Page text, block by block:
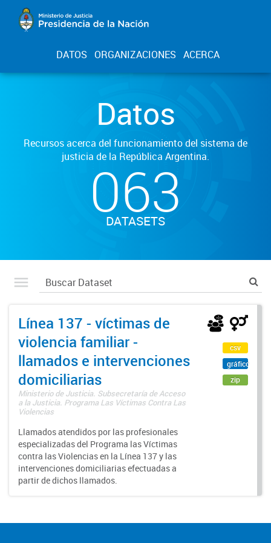
DATOS ORGANIZACIONES ACERCA
Datos
Recursos acerca del funcionamiento del sistema de
justicia de la República Argentina.
063
DATASETS
Línea 137 - víctimas de
violencia familiar -
llamados e intervenciones
domiciliarias
Ministerio de Justicia. Subsecretaría de Acceso
a la Justicia. Programa Las Víctimas Contra Las
Violencias
Llamados atendidos por las profesionales
especializadas del Programa las Víctimas
contra las Violencias en la Línea 137 y las
intervenciones domiciliarias efectuadas a
partir de dichos llamados.
csv
gráfico
zip